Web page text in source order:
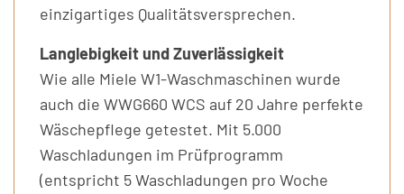
einzigartiges Qualitätsversprechen.
Langlebigkeit und Zuverlässigkeit
Wie alle Miele W1-Waschmaschinen wurde
auch die WWG660 WCS auf 20 Jahre perfekte
Wäschepflege getestet. Mit 5.000
Waschladungen im Prüfprogramm
(entspricht 5 Waschladungen pro Woche